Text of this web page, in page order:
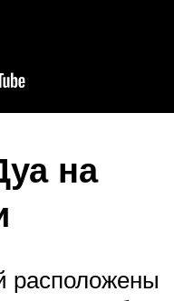
на
расположены